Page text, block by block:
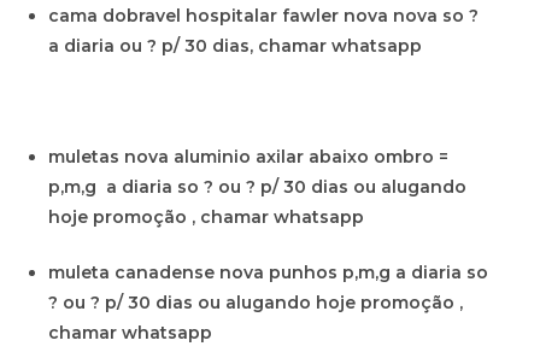
cama dobravel hospitalar fawler nova nova so ?
a diaria ou ? p/ 30 dias, chamar whatsapp
muletas nova aluminio axilar abaixo ombro =
p,m,g a diaria so ? ou ? p/ 30 dias ou alugando
hoje promoção , chamar whatsapp
muleta canadense nova punhos p,m,g a diaria so
? ou ? p/ 30 dias ou alugando hoje promoção ,
chamar whatsapp